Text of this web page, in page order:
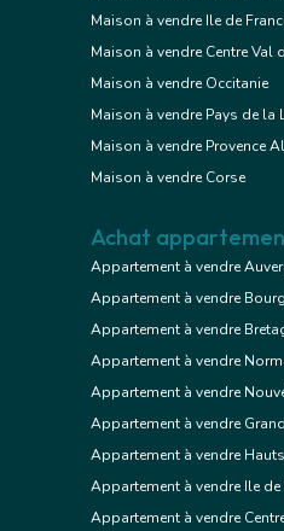
Maison à vendre Ile de
Maison à vendre Centre Val
Maison à vendre Occitanie
Maison à vendre Pays de la
Maison à vendre Provence
Maison à vendre Corse
Achat
Appartement à vendre
Appartement à vendre
Appartement à vendre
Appartement à vendre
Appartement à vendre
Appartement à vendre
Appartement à vendre
Appartement à vendre Ile de
Appartement à vendre